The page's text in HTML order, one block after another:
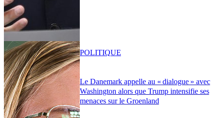
Le Danemark appelle au « dialogue » avec
Washington alors que Trump intensifie ses
menaces sur le Groenland
POLITIQUE